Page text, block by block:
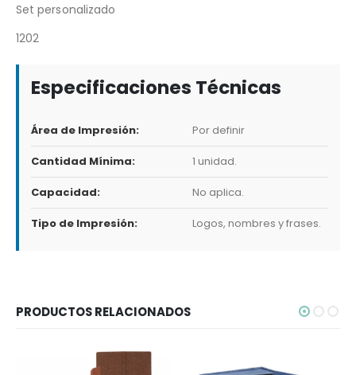
Set personalizado
1202
Especificaciones Técnicas
Área de Impresión: Por definir
Cantidad Mínima: 1 unidad.
Capacidad: No aplica.
Tipo de Impresión: Logos, nombres y frases.
PRODUCTOS RELACIONADOS